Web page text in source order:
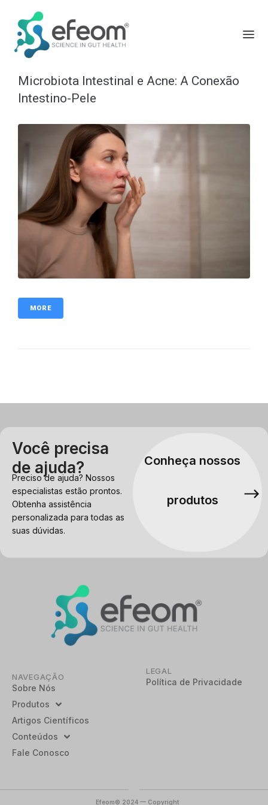
Microbiota Intestinal e Acne: A Conexão
Intestino-Pele
MORE
Você precisa
de ajuda?
Preciso de ajuda? Nossos
especialistas estão prontos.
Obtenha assistência
personalizada para todas as
suas dúvidas.
Conheça nossos
produtos
NAVEGAÇÃO
Sobre Nós
Produtos
Artigos Científicos
Conteúdos
Fale Conosco
LEGAL
Política de Privacidade
Efeom© 2024 — Copyright